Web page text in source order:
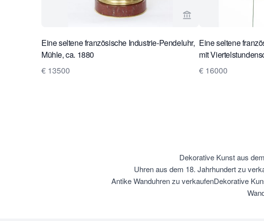
Verkaeuferseite von
Eine seltene französische Industrie-Pendeluhr,
Mühle, ca. 1880
€ 13500
Eine seltene
mit
€ 16000
Dekorative Kunst aus
Uhren aus dem 18. Jahrhundert zu
Antike Wanduhren zu verkaufenDekorative